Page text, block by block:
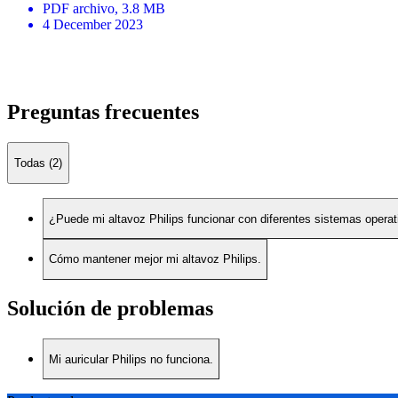
PDF archivo, 3.8 MB
4 December 2023
Preguntas frecuentes
Todas (2)
¿Puede mi altavoz Philips funcionar con diferentes sistemas
Cómo mantener mejor mi altavoz Philips.
Solución de problemas
Mi auricular Philips no funciona.